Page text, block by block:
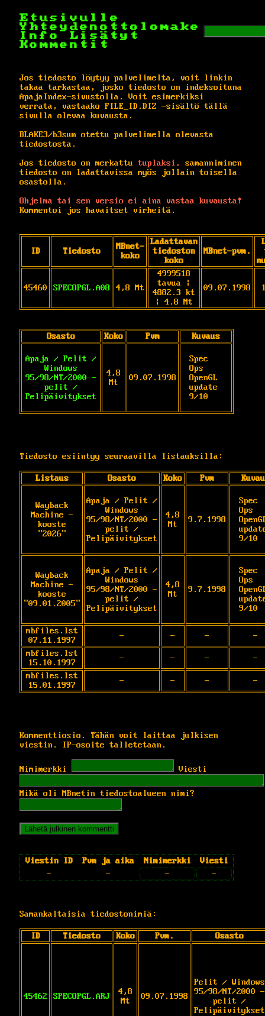
Etusivulle
Yhteydenottolomake
Info
Lisätyt
Kommentit
Jos tiedosto löytyy palvelimelta, voit linkin
takaa tarkastaa, josko tiedosto on indeksoituna
ApajaIndex-sivustolla. Voit esimerkiksi
verrata, vastaako FILE_ID.DIZ -sisältö tällä
sivulla olevaa kuvausta.
BLAKE3/b3sum otettu palvelimella olevasta
tiedostosta.
Jos tiedosto on merkattu tuplaksi,
samanniminen
tiedosto on ladattavissa myös jollain toisella
osastolla.
Ohjelma tai sen versio ei aina vastaa kuvausta!
Kommentoi jos havaitset virheitä.
ID Tiedosto
MBnet-
koko
Ladattavan
tiedoston
koko
MBnet-pvm.
45460 SPECOPGL.A08 4,8 Mt
4999518
tavua |
4882.3 kt
| 4.8 Mt
09.07.1998
Osasto Koko Pvm Kuvaus
Apaja / Pelit /
Windows
95/98/NT/2000 -
pelit /
Pelipäivitykset
4,8
Mt
09.07.1998
Spec
Ops
OpenGL
update
9/10
Tiedosto esiintyy seuraavilla listauksilla:
Listaus Osasto Koko Pvm
Wayback
Machine -
kooste
"2026"
Apaja / Pelit /
Windows
95/98/NT/2000 -
pelit /
Pelipäivitykset
4,8
Mt
9.7.1998
Spec
Ops
9/10
Wayback
Machine -
kooste
"09.01.2005"
Apaja / Pelit /
Windows
95/98/NT/2000 -
pelit /
Pelipäivitykset
4,8
Mt
9.7.1998
Spec
Ops
9/10
mbfiles.lst
07.11.1997
- - -
-
mbfiles.lst
15.10.1997
- - -
-
mbfiles.lst
15.01.1997
- - - -
Kommenttiosio. Tähän voit laittaa julkisen
viestin. IP-osoite talletetaan.
Nimimerkki Viesti
Mikä oli MBnetin tiedostoalueen nimi?
Viestin ID Pvm ja aika Nimimerkki
Viesti
-
- - -
Samankaltaisia tiedostonimiä:
ID Tiedosto Koko Pvm. Osasto
45462 SPECOPGL.ARJ
4,8
Mt
09.07.1998
Pelit / Windows
95/98/NT/2000 -
pelit /
Pelipäivitykset